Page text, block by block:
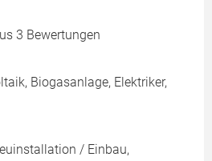
3 Bewertungen
Biogasanlage, Elektriker,
/ Einbau,